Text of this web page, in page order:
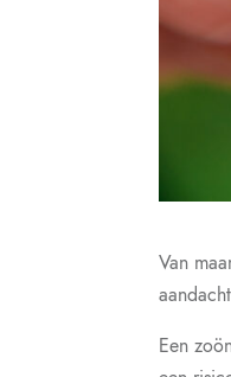
Van
Een